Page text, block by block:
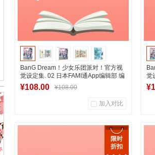
BanG Dream！少女乐团派对！官方视
觉设定集. 02 日本FAMI通App编辑部 编
¥108.00 ¥108.00
加入对比
觉
限时
折扣